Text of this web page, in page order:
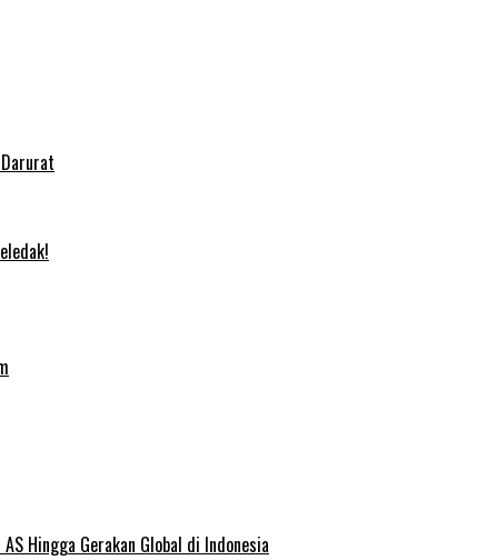
Hingga Gerakan Global di Indonesia